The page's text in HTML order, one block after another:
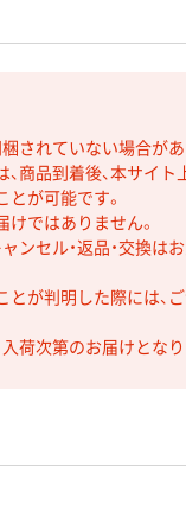
されていない場合があ
商品到着後、本サイト
が可能です。
ではありません。
ンセル・返品・交換は
が判明した際には、
荷次第のお届けとなり